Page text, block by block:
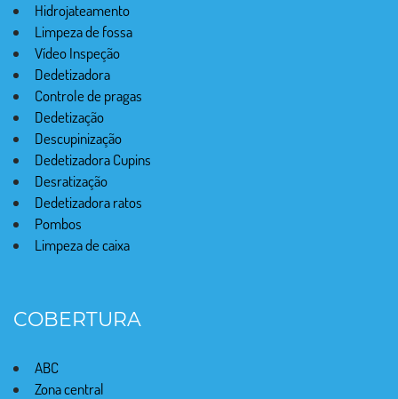
Hidrojateamento
Limpeza de fossa
Vídeo Inspeção
Dedetizadora
Controle de pragas
Dedetização
Descupinização
Dedetizadora Cupins
Desratização
Dedetizadora ratos
Pombos
Limpeza de caixa
COBERTURA
ABC
Zona central